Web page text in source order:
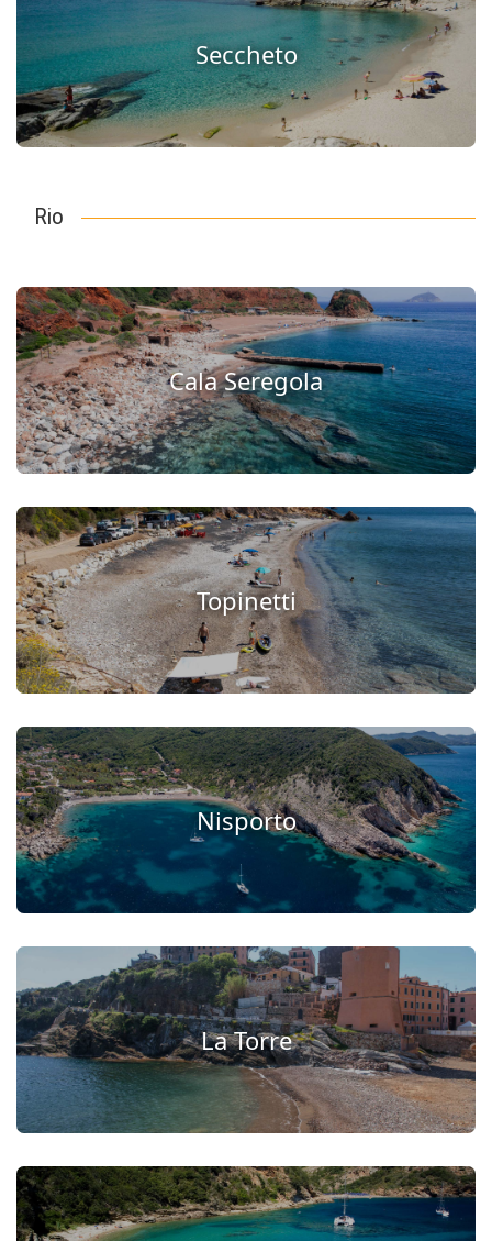
Seccheto
Rio
Cala Seregola
Topinetti
Nisporto
La Torre